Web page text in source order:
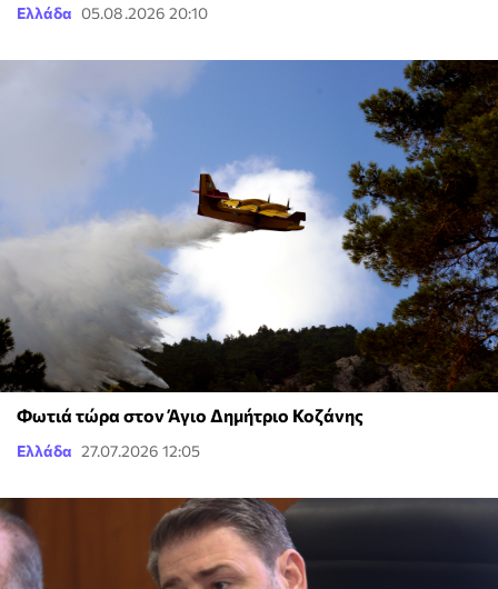
Ελλάδα 05.08.2026 20:10
Φωτιά τώρα στον Άγιο Δημήτριο Κοζάνης
Ελλάδα 27.07.2026 12:05